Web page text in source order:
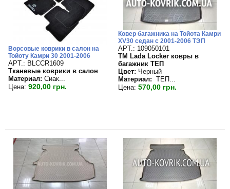
Ворсовые коврики в салон на
Тойоту Камри 30 2001-2006
APT.: BLCCR1609
Тканевые коврики в салон
Материал: Сиак...
Цена: 920,00 грн.
Ковер багажника на Тойота Камри
XV30 седан с 2001-2006 ТЭП
APT.: 109050101
TM Lada Locker ковры в
багажник ТЕП
Цвет: Черный
Материал: ТЕП...
Цена: 570,00 грн.